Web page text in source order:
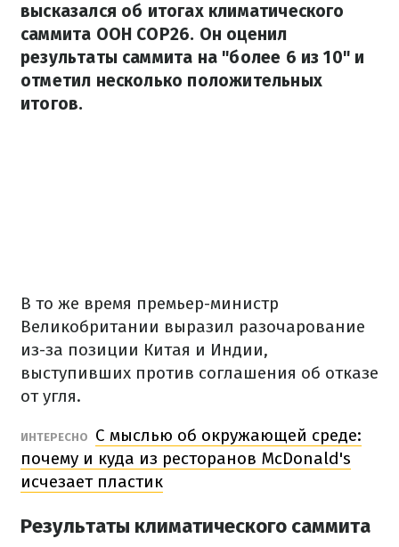
высказался об итогах климатического
саммита ООН COP26. Он оценил
результаты саммита на "более 6 из 10" и
отметил несколько положительных
итогов.
В то же время премьер-министр
Великобритании выразил разочарование
из-за позиции Китая и Индии,
выступивших против соглашения об отказе
от угля.
ИНТЕРЕСНО
С мыслью об окружающей среде:
почему и куда из ресторанов McDonald's
исчезает пластик
Результаты климатического саммита